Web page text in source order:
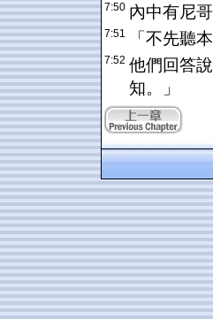
7:50 內中有尼
7:51 「不先聽
7:52 他們回答
知。」